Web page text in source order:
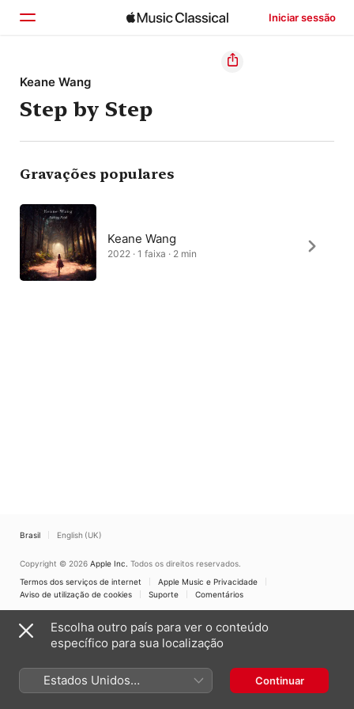
Iniciar sessão
Início
Explorar
Buscar
Keane Wang
Step by Step
Gravações populares
Keane Wang
2022 · 1 faixa · 2 min
Brasil English (UK)
Copyright © 2026 Apple Inc. Todos os direitos reservados.
Termos dos serviços de internet
Apple Music e Privacidade
Aviso de utilização de cookies
Suporte Comentários
Escolha outro país para ver o conteúdo
específico para sua localização
Estados Unidos
(Português Brasil)
Continuar